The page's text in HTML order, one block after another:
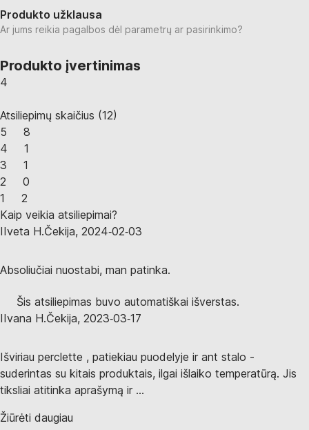
Produkto užklausa
Ar jums reikia pagalbos dėl parametrų ar pasirinkimo?
Produkto įvertinimas
4
Atsiliepimų skaičius (12)
5
8
4
1
3
1
2
0
1
2
Kaip veikia atsiliepimai?
IIveta H.Čekija, 2024‑02‑03
Absoliučiai nuostabi, man patinka.
Šis atsiliepimas buvo automatiškai išverstas.
IIvana H.Čekija, 2023‑03‑17
Išviriau perclette , patiekiau puodelyje ir ant stalo -
suderintas su kitais produktais, ilgai išlaiko temperatūrą. Jis
tiksliai atitinka aprašymą ir ...
Žiūrėti daugiau